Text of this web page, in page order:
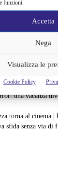
funzioni.
Accetta
Nega
Visualizza le
Cookie Policy
i titoli da non
New Day riapre
teoria: il dettaglio
che divide
arriva su Prime
una vacanza
torna al cinema
sfida senza via di